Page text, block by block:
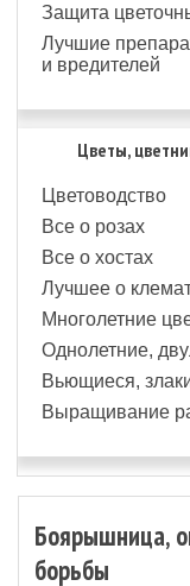
Защита
Лучшие
и вредителей
Цветы,
Цветоводство
Все о розах
Все о хостах
Лучшее о
Многолетние
Однолетние,
Вьющиеся,
Выращивание
Боярышница,
борьбы